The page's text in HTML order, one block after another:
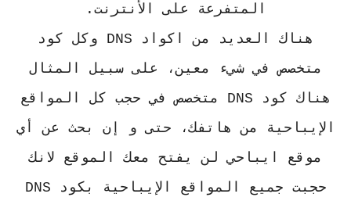
المتفرعة على الأنترنت.
هناك العديد من اكواد DNS وكل كود
متخصص في شيء معين، على سبيل المثال
هناك كود DNS متخصص في حجب كل المواقع
الإيباحية من هاتفك، حتى و إن بحث عن أي
موقع ايباحي لن يفتح معك الموقع لانك
حجبت جميع المواقع الإيباحية بكود DNS